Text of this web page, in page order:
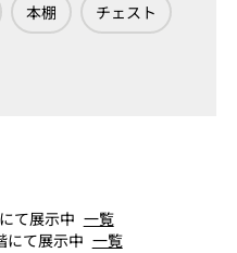
本棚 チェスト
て展示中 一覧
て展示中 一覧